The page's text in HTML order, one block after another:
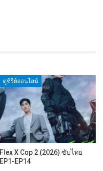
ดูซีรี่ย์ออนไลน์
Flex X Cop 2 (2026) ซับไทย
EP1-EP14